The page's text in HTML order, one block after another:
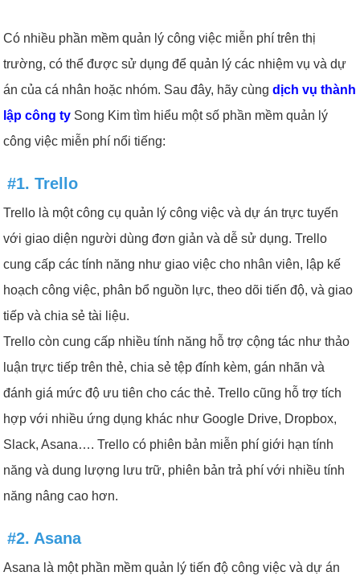
Có nhiều phần mềm quản lý công việc miễn phí trên thị
trường, có thể được sử dụng để quản lý các nhiệm vụ và dự
án của cá nhân hoặc nhóm. Sau đây, hãy cùngdịch vụ thành
lập công ty Song Kim tìm hiểu một số phần mềm quản lý
công việc miễn phí nổi tiếng:
#1. Trello
Trello là một công cụ quản lý công việc và dự án trực tuyến
với giao diện người dùng đơn giản và dễ sử dụng. Trello
cung cấp các tính năng như giao việc cho nhân viên, lập kế
hoạch công việc, phân bổ nguồn lực, theo dõi tiến độ, và giao
tiếp và chia sẻ tài liệu.
Trello còn cung cấp nhiều tính năng hỗ trợ cộng tác như thảo
luận trực tiếp trên thẻ, chia sẻ tệp đính kèm, gán nhãn và
đánh giá mức độ ưu tiên cho các thẻ. Trello cũng hỗ trợ tích
hợp với nhiều ứng dụng khác như Google Drive, Dropbox,
Slack, Asana…. Trello có phiên bản miễn phí giới hạn tính
năng và dung lượng lưu trữ, phiên bản trả phí với nhiều tính
năng nâng cao hơn.
#2. Asana
Asana là một phần mềm quản lý tiến độ công việc và dự án